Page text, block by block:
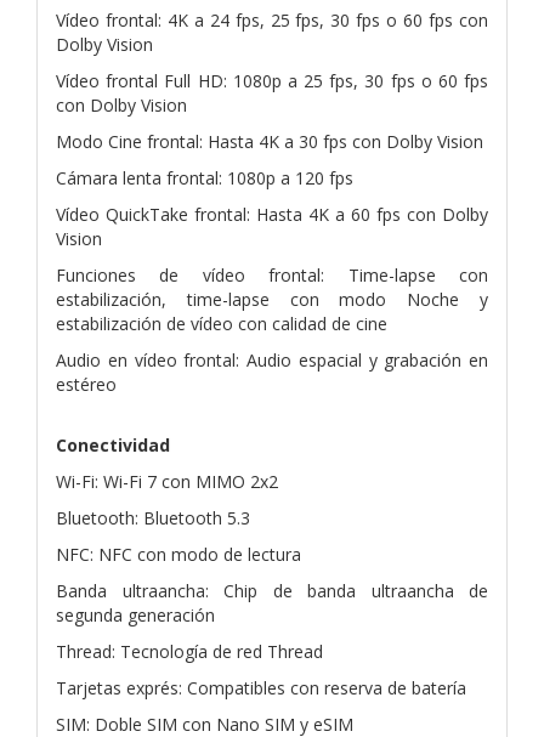
Vídeo frontal: 4K a 24 fps, 25 fps, 30 fps o 60 fps con
Dolby Vision
Vídeo frontal Full HD: 1080p a 25 fps, 30 fps o 60 fps
con Dolby Vision
Modo Cine frontal: Hasta 4K a 30 fps con Dolby Vision
Cámara lenta frontal: 1080p a 120 fps
Vídeo QuickTake frontal: Hasta 4K a 60 fps con Dolby
Vision
Funciones de vídeo frontal: Time-lapse con
estabilización, time-lapse con modo Noche y
estabilización de vídeo con calidad de cine
Audio en vídeo frontal: Audio espacial y grabación en
estéreo
Conectividad
Wi-Fi: Wi-Fi 7 con MIMO 2x2
Bluetooth: Bluetooth 5.3
NFC: NFC con modo de lectura
Banda ultraancha: Chip de banda ultraancha de
segunda generación
Thread: Tecnología de red Thread
Tarjetas exprés: Compatibles con reserva de batería
SIM: Doble SIM con Nano SIM y eSIM